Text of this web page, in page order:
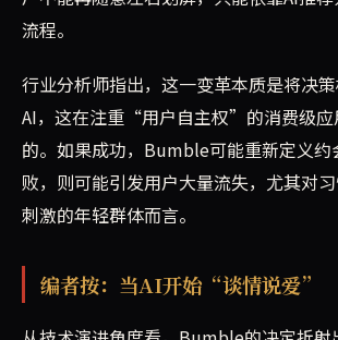
流程。
行业分析师指出，这一变革本质是将决
AI，这在注重“用户自主权”的消费级应
的。如果成功，Bumble可能重新定义约
败，则可能引发用户大量流失，尤其对
刺激的年轻群体而言。
编者按：当AI开始“谈情说爱”